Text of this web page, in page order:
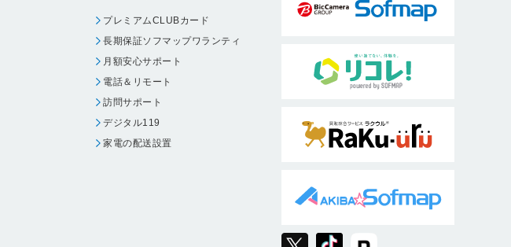
プレミアムCLUBカード
長期保証ソフマップワランティ
月額安心サポート
電話＆リモート
訪問サポート
デジタル119
家電の配送設置